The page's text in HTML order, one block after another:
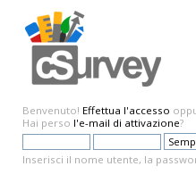
Benvenuto! Effettua l'accesso
Hai perso l'e-mail di attivazione?
Inserisci il nome utente, la